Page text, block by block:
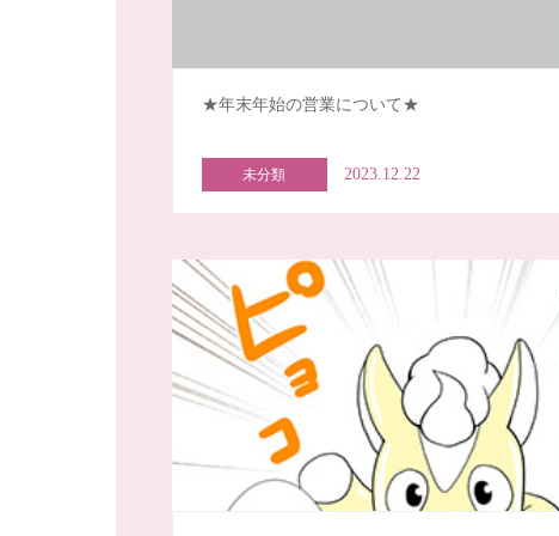
★年末年始の営業について★
未分類 2023.12.22